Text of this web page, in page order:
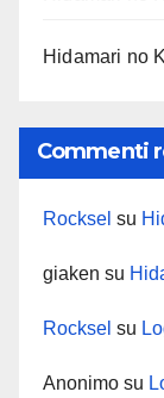
Hidamari no
Commenti
Rocksel su
giaken su
Rocksel su
Anonimo su